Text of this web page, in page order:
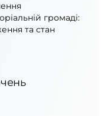
громаді:
та стан